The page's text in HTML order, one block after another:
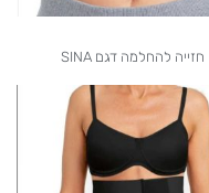
חזייה להחלמה דגם SINA